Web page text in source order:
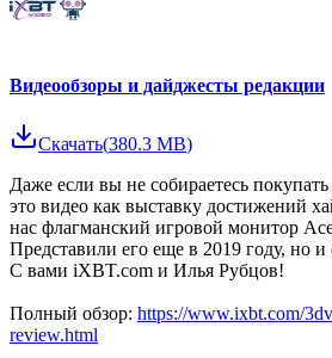
Видеообзоры и дайджесты редакции
Скачать(380.3 MB)
Даже если вы не собираетесь
это видео как выставку достижений
нас флагманский игровой монитор
Представили его еще в 2019 году, но и
С вами iXBT.com и Илья Рубцов!
Полный обзор: https://www.ixbt.com/
review.html